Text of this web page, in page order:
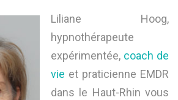
Liliane Hoog,
hypnothérapeute
expérimentée, coach de
vie et praticienne EMDR
dans le Haut-Rhin vous